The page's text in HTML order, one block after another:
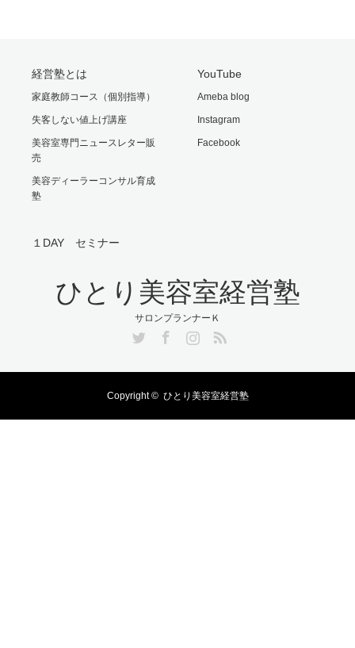
経営塾とは
家庭教師コース（個別指導）
失客しない値上げ講座
美容室専門ニュースレター販
売
美容ディーラーコンサル育成
塾
YouTube
Ameba blog
Instagram
Facebook
１DAY セミナー
ひとり美容室経営塾
サロンプランナーＫ
Copyright © ひとり美容室経営塾